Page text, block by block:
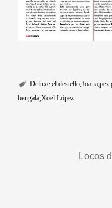
Deluxe el destello Joana pez
bengala Xoel López
Locos